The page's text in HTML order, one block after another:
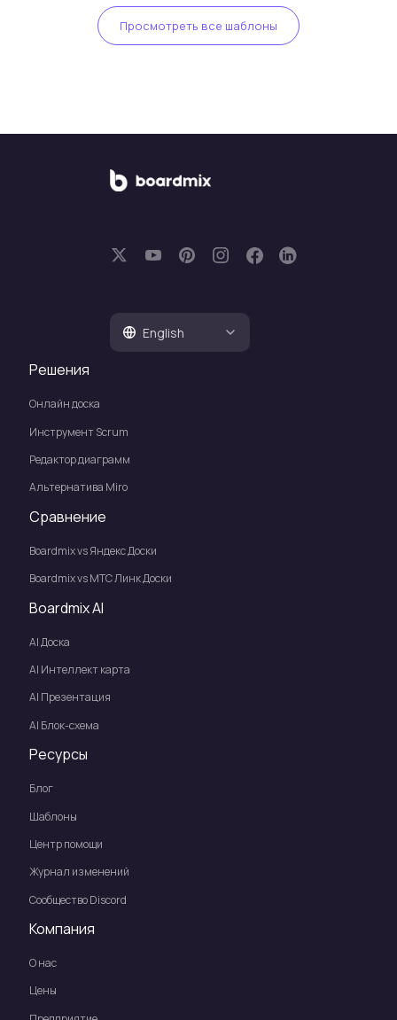
Просмотреть все шаблоны
English
Решения
Онлайн доска
Инструмент Scrum
Редактор диаграмм
Альтернатива Miro
Сравнение
Boardmix vs Яндекс Доски
Boardmix vs МТС Линк Доски
Boardmix AI
Al Доска
AI Интеллект карта
Al Презентация
Al Блок-схема
Ресурсы
Блог
Шаблоны
Центр помощи
Журнал изменений
Сообщество Discord
Компания
О нас
Цены